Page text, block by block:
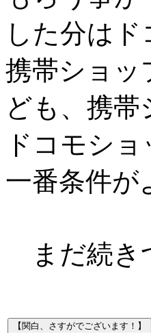
した分は
携帯ショッ
ども、携
ドコモシ
一番条件が
まだ続き